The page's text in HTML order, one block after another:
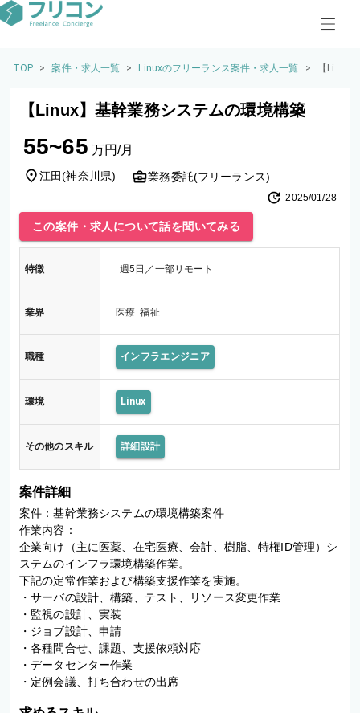
TOP > 案件・求人一覧 > Linuxのフリーランス案件・求人一覧 >
【Lin
【Linux】基幹業務システムの環境構築
55~65 万円/月
江田(神奈川県) 業務委託(フリーランス)
2025/01/28
この案件・求人について話を聞いてみる
特徴 週5日／一部リモート
業界 医療･福祉
職種 インフラエンジニア
環境 Linux
その他のスキル 詳細設計
案件詳細
案件：基幹業務システムの環境構築案件
作業内容：
企業向け（主に医薬、在宅医療、会計、樹脂、特権ID管理）シ
ステムのインフラ環境構築作業。
下記の定常作業および構築支援作業を実施。
・サーバの設計、構築、テスト、リソース変更作業
・監視の設計、実装
・ジョブ設計、申請
・各種問合せ、課題、支援依頼対応
・データセンター作業
・定例会議、打ち合わせの出席